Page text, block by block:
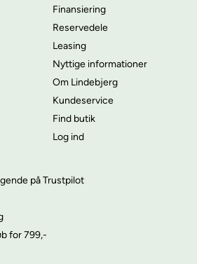
Finansiering
Reservedele
Leasing
Nyttige informationer
Om Lindebjerg
Kundeservice
Find butik
Log ind
på Trustpilot
for 799,-